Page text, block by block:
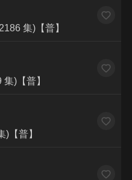
集)【普】
)【普】
)【普】